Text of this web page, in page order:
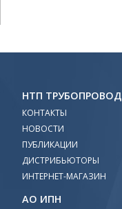
НТП ТРУБОПРОВОД
КОНТАКТЫ
НОВОСТИ
ПУБЛИКАЦИИ
ДИСТРИБЬЮТОРЫ
ИНТЕРНЕТ-МАГАЗИН
АО ИПН